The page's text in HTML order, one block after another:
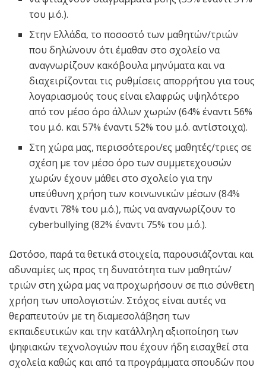
του μ.ό.).
Στην Ελλάδα, το ποσοστό των μαθητών/τριών
που δηλώνουν ότι έμαθαν στο σχολείο να
αναγνωρίζουν κακόβουλα μηνύματα και να
διαχειρίζονται τις ρυθμίσεις απορρήτου για τους
λογαριασμούς τους είναι ελαφρώς υψηλότερο
από τον μέσο όρο άλλων χωρών (64% έναντι 56%
του μ.ό. και 57% έναντι 52% του μ.ό. αντίστοιχα).
Στη χώρα μας, περισσότεροι/ες μαθητές/τριες σε
σχέση με τον μέσο όρο των συμμετεχουσών
χωρών έχουν μάθει στο σχολείο για την
υπεύθυνη χρήση των κοινωνικών μέσων (84%
έναντι 78% του μ.ό.), πώς να αναγνωρίζουν το
cyberbullying (82% έναντι 75% του μ.ό.).
Ωστόσο, παρά τα θετικά στοιχεία, παρουσιάζονται και
αδυναμίες ως προς τη δυνατότητα των μαθητών/
τριών στη χώρα μας να προχωρήσουν σε πιο σύνθετη
χρήση των υπολογιστών. Στόχος είναι αυτές να
θεραπευτούν με τη διαμεσολάβηση των
εκπαιδευτικών και την κατάλληλη αξιοποίηση των
ψηφιακών τεχνολογιών που έχουν ήδη εισαχθεί στα
σχολεία καθώς και από τα προγράμματα σπουδών που